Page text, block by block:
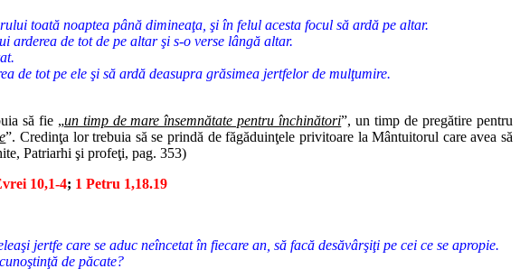
toată noaptea până dimineaţa, şi în felul acesta focul să ardă pe altar.
arderea de tot de pe altar şi s-o verse lângă altar.
de tot pe ele şi să ardă deasupra grăsimea jertfelor de mulţumire.
să fie „un timp de mare însemnătate pentru închinători”, un timp de pregătire pentru
”. Credinţa lor trebuia să se prindă de făgăduinţele privitoare la Mântuitorul care avea să
Patriarhi şi profeţi, pag. 353)
10,1-4; 1 Petru 1,18.19
jertfe care se aduc neîncetat în fiecare an, să facă desăvârşiţi pe cei ce se apropie.
de păcate?